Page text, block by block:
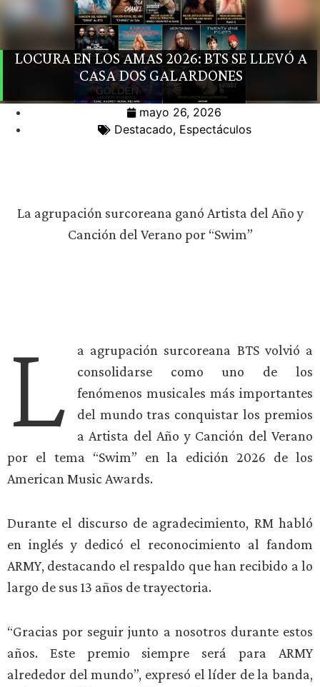
LOCURA EN LOS AMAS 2026: BTS SE LLEVÓ A
CASA DOS GALARDONES
mayo 26, 2026
Destacado, Espectáculos
La agrupación surcoreana ganó Artista del Año y
Canción del Verano por “Swim”
L
a agrupación surcoreana BTS volvió a
consolidarse como uno de los
fenómenos musicales más importantes
del mundo tras conquistar los premios
a Artista del Año y Canción del Verano
por el tema “Swim” en la edición 2026 de los
American Music Awards.
Durante el discurso de agradecimiento, RM habló
en inglés y dedicó el reconocimiento al fandom
ARMY, destacando el respaldo que han recibido a lo
largo de sus 13 años de trayectoria.
“Gracias por seguir junto a nosotros durante estos
años. Este premio siempre será para ARMY
alrededor del mundo”, expresó el líder de la banda,